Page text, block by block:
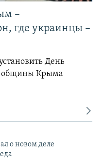
–
где украинцы –
День
общины Крыма
о новом деле